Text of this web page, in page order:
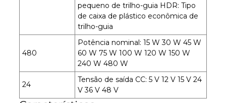
pequeno de trilho-guia HDR: Tipo
de caixa de plástico econômica de
trilho-guia
480
Potência nominal: 15 W 30 W 45 W
60 W 75 W 100 W 120 W 150 W
240 W 480 W
24
Tensão de saída CC: 5 V 12 V 15 V 24
V 36 V 48 V